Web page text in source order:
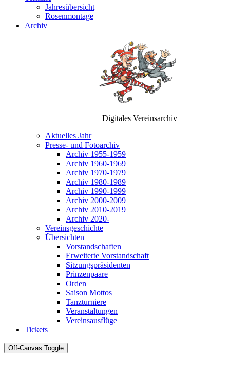
Jahresübersicht
Rosenmontage
Archiv
Digitales Vereinsarchiv
Aktuelles Jahr
Presse- und Fotoarchiv
Archiv 1955-1959
Archiv 1960-1969
Archiv 1970-1979
Archiv 1980-1989
Archiv 1990-1999
Archiv 2000-2009
Archiv 2010-2019
Archiv 2020-
Vereinsgeschichte
Übersichten
Vorstandschaften
Erweiterte Vorstandschaft
Sitzungspräsidenten
Prinzenpaare
Orden
Saison Mottos
Tanzturniere
Veranstaltungen
Vereinsausflüge
Tickets
Off-Canvas Toggle